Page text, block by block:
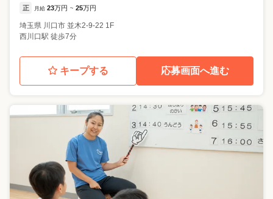
正 月給 23万円 ~ 25万円
埼玉県 川口市 並木2-9-22 1F
西川口駅 徒歩7分
キープする 応募画面へ進む